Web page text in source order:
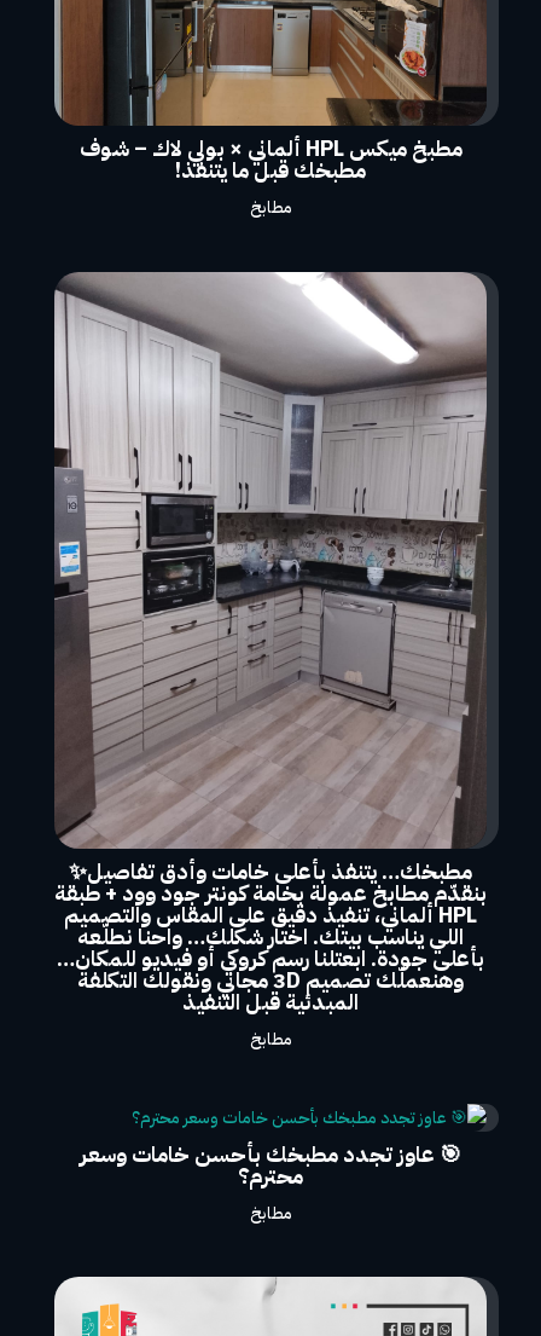
مطبخ ميكس HPL ألماني × بولي لاك – شوف
مطبخك قبل ما يتنفذ!
مطابخ
مطبخك… يتنفذ بأعلى خامات وأدق تفاصيل✨
بنقدّم مطابخ عمولة بخامة كونتر جود وود + طبقة
HPL ألماني، تنفيذ دقيق على المقاس والتصميم
اللي يناسب بيتك. اختار شكلك… واحنا نطلّعه
بأعلى جودة. ابعتلنا رسم كروكي أو فيديو للمكان…
وهنعملّك تصميم 3D مجاني ونقولك التكلفة
المبدئية قبل التنفيذ
مطابخ
🎯 عاوز تجدد مطبخك بأحسن خامات وسعر
محترم؟
مطابخ